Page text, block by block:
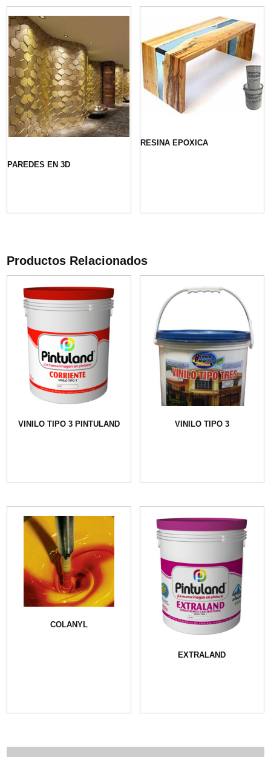
PAREDES EN 3D
RESINA EPOXICA
Productos Relacionados
VINILO TIPO 3 PINTULAND VINILO TIPO 3
COLANYL
EXTRALAND